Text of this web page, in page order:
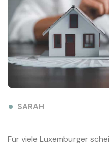
SARAH
Für viele Luxemburger